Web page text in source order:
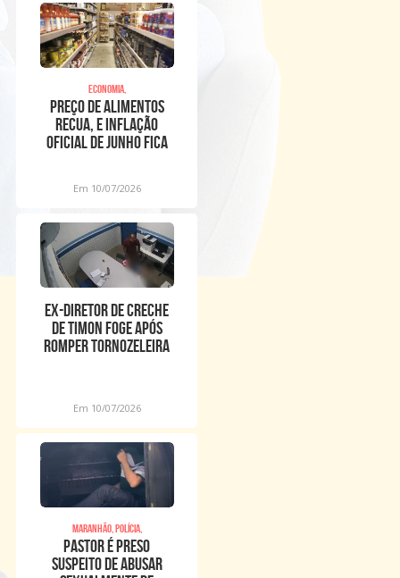
Economia,
Preço de alimentos
recua, e inflação
oficial de junho fica
Em 10/07/2026
Ex-diretor de creche
de Timon foge após
romper tornozeleira
Em 10/07/2026
Maranhão, Polícia,
Pastor é preso
suspeito de abusar